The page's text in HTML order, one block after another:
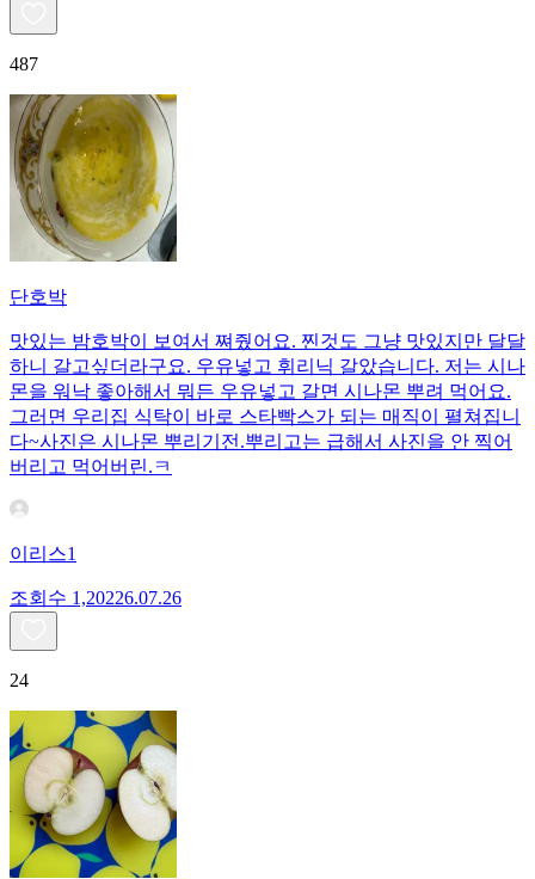
487
단호박
맛있는 밤호박이 보여서 쪄줬어요. 찐것도 그냥 맛있지만 달달
하니 갈고싶더라구요. 우유넣고 휘리닉 갈았습니다. 저는 시나
몬을 워낙 좋아해서 뭐든 우유넣고 갈면 시나몬 뿌려 먹어요.
그러면 우리집 식탁이 바로 스타빡스가 되는 매직이 펼쳐집니
다~사진은 시나몬 뿌리기전.뿌리고는 급해서 사진을 안 찍어
버리고 먹어버린.ㅋ
이리스1
조회수 1,20226.07.26
24